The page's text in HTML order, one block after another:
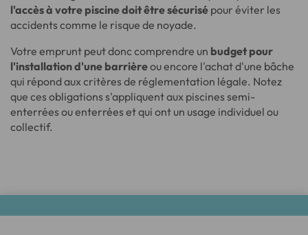
l'accès à votre piscine doit être sécurisé pour éviter les
accidents comme le risque de noyade.
Votre emprunt peut donc comprendre un budget pour
l'installation d'une barrièreou encore l'achat d'une bâche
qui répond aux critères de réglementation légale. Notez
que ces obligations s'appliquent aux piscines semi-
enterrées ou enterrées et qui ont un usage individuel ou
collectif.